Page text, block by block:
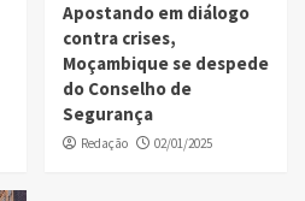
Apostando em diálogo
contra crises,
Moçambique se despede
do Conselho de
Segurança
Redação 02/01/2025